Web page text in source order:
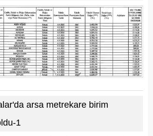
arsa metrekare birim
1